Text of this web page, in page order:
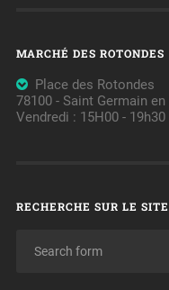
MARCHÉ DES ROTONDES
Place des Rotondes
78100 - Saint Germain en
Vendredi : 15H00 - 19h30
RECHERCHE SUR LE SITE